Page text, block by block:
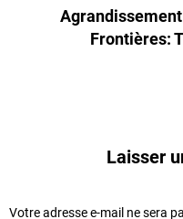
Frontières:
Laisser
Votre adresse e-mail ne sera